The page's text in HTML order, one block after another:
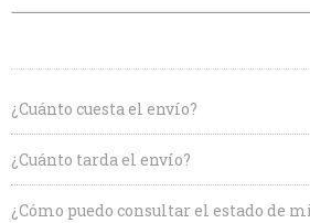
¿Cuánto cuesta el envío?
¿Cuánto tarda el envío?
¿Cómo puedo consultar el estado de